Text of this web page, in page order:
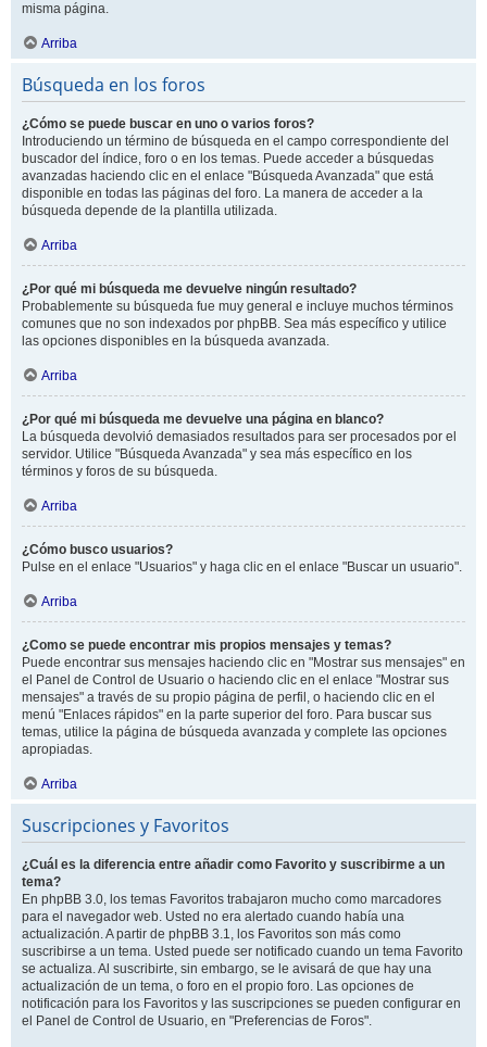
misma página.
Arriba
Búsqueda en los foros
¿Cómo se puede buscar en uno o varios foros?
Introduciendo un término de búsqueda en el campo correspondiente del
buscador del índice, foro o en los temas. Puede acceder a búsquedas
avanzadas haciendo clic en el enlace "Búsqueda Avanzada" que está
disponible en todas las páginas del foro. La manera de acceder a la
búsqueda depende de la plantilla utilizada.
Arriba
¿Por qué mi búsqueda me devuelve ningún resultado?
Probablemente su búsqueda fue muy general e incluye muchos términos
comunes que no son indexados por phpBB. Sea más específico y utilice
las opciones disponibles en la búsqueda avanzada.
Arriba
¿Por qué mi búsqueda me devuelve una página en blanco?
La búsqueda devolvió demasiados resultados para ser procesados por el
servidor. Utilice "Búsqueda Avanzada" y sea más específico en los
términos y foros de su búsqueda.
Arriba
¿Cómo busco usuarios?
Pulse en el enlace "Usuarios" y haga clic en el enlace "Buscar un usuario".
Arriba
¿Como se puede encontrar mis propios mensajes y temas?
Puede encontrar sus mensajes haciendo clic en "Mostrar sus mensajes" en
el Panel de Control de Usuario o haciendo clic en el enlace "Mostrar sus
mensajes" a través de su propio página de perfil, o haciendo clic en el
menú "Enlaces rápidos" en la parte superior del foro. Para buscar sus
temas, utilice la página de búsqueda avanzada y complete las opciones
apropiadas.
Arriba
Suscripciones y Favoritos
¿Cuál es la diferencia entre añadir como Favorito y suscribirme a un
tema?
En phpBB 3.0, los temas Favoritos trabajaron mucho como marcadores
para el navegador web. Usted no era alertado cuando había una
actualización. A partir de phpBB 3.1, los Favoritos son más como
suscribirse a un tema. Usted puede ser notificado cuando un tema Favorito
se actualiza. Al suscribirte, sin embargo, se le avisará de que hay una
actualización de un tema, o foro en el propio foro. Las opciones de
notificación para los Favoritos y las suscripciones se pueden configurar en
el Panel de Control de Usuario, en "Preferencias de Foros".